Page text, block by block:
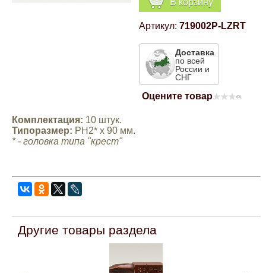
Артикул: 719002P-LZRT
Доставка
по всей
России и
СНГ
Оцените товар (0)
Комплектация: 10 штук.
Типоразмер: PH2* х 90 мм.
* - головка типа "крест"
Другие товары раздела
Компрессионные фитинги Poliext
Kia
Lada
Lexus
Mazda
Эмали универсальные акриловые
Грунтовки, защитные лаки
Магнитные панели на холодильник